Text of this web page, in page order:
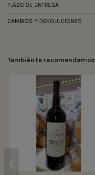
PLAZO DE ENTREGA
CAMBIOS Y DEVOLUCIONES
También te